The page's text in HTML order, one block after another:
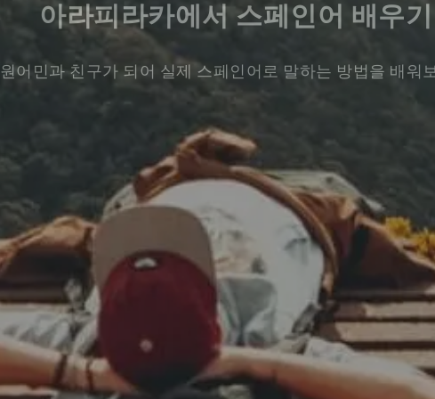
아라피라카에서 스페인어 배우기
원어민과 친구가 되어 실제 스페인어로 말하는 방법을 배워